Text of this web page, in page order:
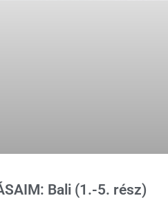
Bali (1.-5. rész)